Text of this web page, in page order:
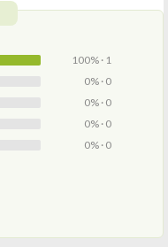
100% · 1
0% · 0
0% · 0
0% · 0
0% · 0